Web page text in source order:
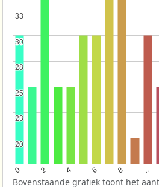
0 2 4 6 8 ..
20
20
23
23
25
25
28
28
30
30
33
33
Bovenstaande grafiek toont het